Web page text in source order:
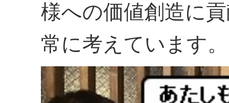
様への価値創造に
常に考えています。